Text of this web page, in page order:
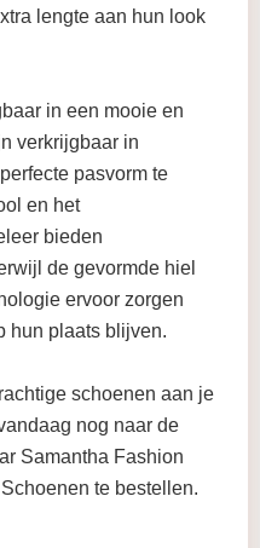
lengte aan hun look
in een mooie en
verkrijgbaar in
pasvorm te
en het
bieden
de gevormde hiel
ervoor zorgen
hun plaats blijven.
schoenen aan je
nog naar de
Samantha Fashion
te bestellen.